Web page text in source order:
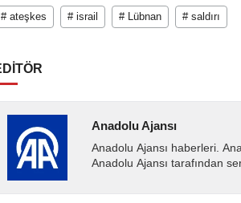
# ateşkes # israil # Lübnan # saldırı
Anadolu Ajansı
Anadolu Ajansı haberleri.
Anadolu Ajansı tarafından